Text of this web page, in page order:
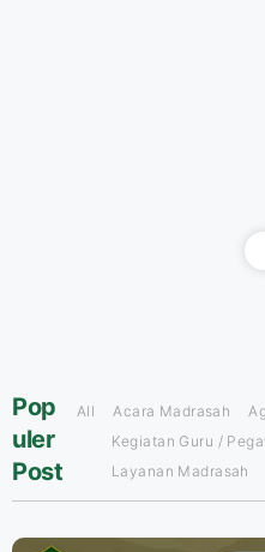
Pop
uler
Post
All Acara Madrasah
Kegiatan Guru /
Layanan Madrasah